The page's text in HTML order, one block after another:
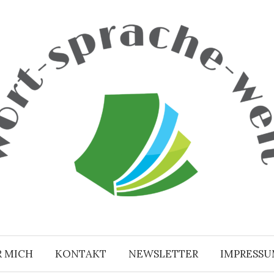
MICH KONTAKT NEWSLETTER